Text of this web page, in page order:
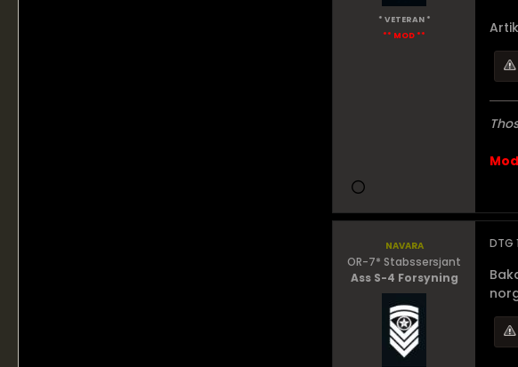
* VETERAN *
** MOD **
navara
OR-7* Stabssersjant
Ass S-4 Forsyning
DTG